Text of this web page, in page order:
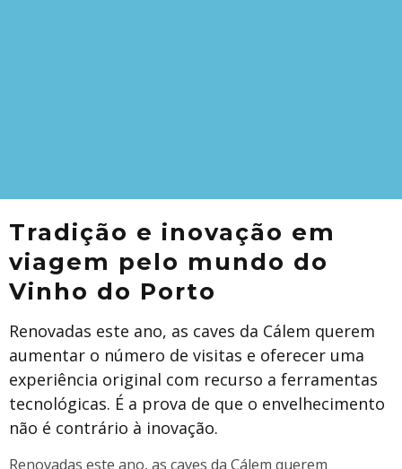
Tradição e inovação em
viagem pelo mundo do
Vinho do Porto
Renovadas este ano, as caves da Cálem querem
aumentar o número de visitas e oferecer uma
experiência original com recurso a ferramentas
tecnológicas. É a prova de que o envelhecimento
não é contrário à inovação.
Renovadas este ano, as caves da Cálem querem